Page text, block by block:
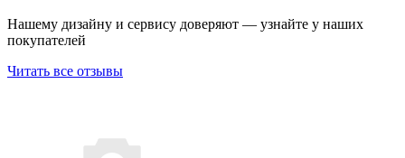
Нашему дизайну и сервису доверяют — узнайте у наших
покупателей
Читать все отзывы